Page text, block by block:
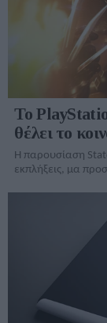
Το
θέλει το
Η παρουσίαση
εκπλήξεις, μα